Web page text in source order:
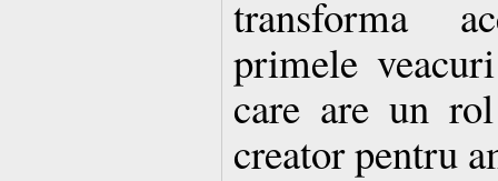
transforma
primele
care are un
creator pentru